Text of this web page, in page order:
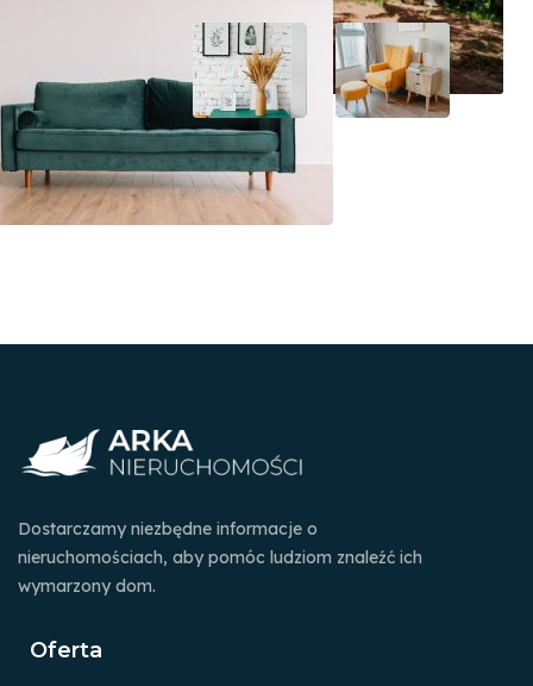
Dostarczamy niezbędne informacje o
nieruchomościach, aby pomóc ludziom znaleźć ich
wymarzony dom.
Oferta